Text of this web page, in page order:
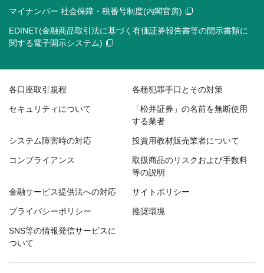
マイナンバー 社会保障・税番号制度(内閣官房)
EDINET(金融商品取引法に基づく有価証券報告書等の開示書類に
関する電子開示システム)
各口座取引規程 各種犯罪手口とその対策
セキュリティについて
「松井証券」の名前を無断使用
する業者
システム障害時の対応 投資用教材販売業者について
コンプライアンス
取扱商品のリスクおよび手数料
等の説明
金融サービス提供法への対応 サイトポリシー
プライバシーポリシー 推奨環境
SNS等の情報発信サービスに
ついて